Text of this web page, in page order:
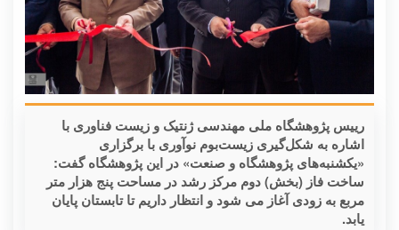
رییس پژوهشگاه ملی مهندسی ژنتیک و زیست‌ فناوری با
اشاره به شکل‌گیری زیست‌بوم نوآوری با برگزاری
«یکشنبه‌های پژوهشگاه و صنعت» در این پژوهشگاه گفت:
ساخت فاز (بخش) دوم مرکز رشد در مساحت پنج هزار متر
مربع به‌ زودی آغاز می شود و انتظار داریم تا تابستان پایان
یابد.